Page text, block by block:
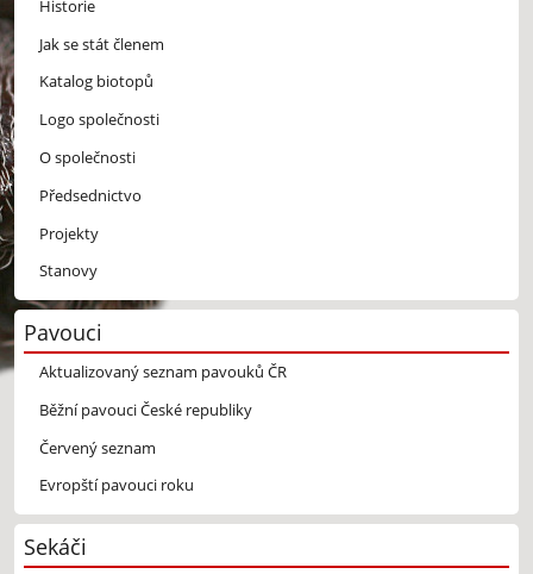
Historie
Jak se stát členem
Katalog biotopů
Logo společnosti
O společnosti
Předsednictvo
Projekty
Stanovy
Pavouci
Aktualizovaný seznam pavouků ČR
Běžní pavouci České republiky
Červený seznam
Evropští pavouci roku
Sekáči